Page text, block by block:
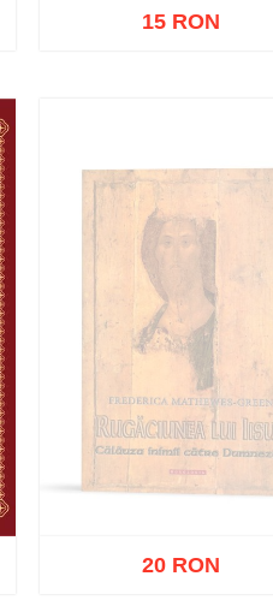
15 RON
20 RON